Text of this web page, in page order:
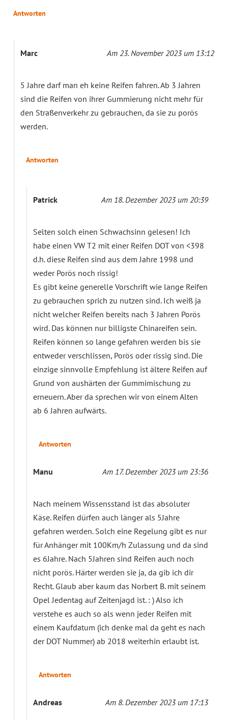
Antworten
Marc Am 23. November 2023 um 13:12
5 Jahre darf man eh keine Reifen fahren. Ab 3 Jahren
sind die Reifen von ihrer Gummierung nicht mehr für
den Straßenverkehr zu gebrauchen, da sie zu porös
werden.
Antworten
Patrick Am 18. Dezember 2023 um 20:39
Selten solch einen Schwachsinn gelesen! Ich
habe einen VW T2 mit einer Reifen DOT von <398
d.h. diese Reifen sind aus dem Jahre 1998 und
weder Porös noch rissig!
Es gibt keine generelle Vorschrift wie lange Reifen
zu gebrauchen sprich zu nutzen sind. Ich weiß ja
nicht welcher Reifen bereits nach 3 Jahren Porös
wird. Das können nur billigste Chinareifen sein.
Reifen können so lange gefahren werden bis sie
entweder verschlissen, Porös oder rissig sind. Die
einzige sinnvolle Empfehlung ist ältere Reifen auf
Grund von aushärten der Gummimischung zu
erneuern. Aber da sprechen wir von einem Alten
ab 6 Jahren aufwärts.
Antworten
Manu Am 17. Dezember 2023 um 23:36
Nach meinem Wissensstand ist das absoluter
Käse. Reifen dürfen auch länger als 5Jahre
gefahren werden. Solch eine Regelung gibt es nur
für Anhänger mit 100Km/h Zulassung und da sind
es 6Jahre. Nach 5Jahren sind Reifen auch noch
nicht porös. Härter werden sie ja, da gib ich dir
Recht. Glaub aber kaum das Norbert B. mit seinem
Opel Jedentag auf Zeitenjagd ist. : ) Also ich
verstehe es auch so als wenn jeder Reifen mit
einem Kaufdatum (ich denke mal da geht es nach
der DOT Nummer) ab 2018 weiterhin erlaubt ist.
Antworten
Andreas Am 8. Dezember 2023 um 17:13